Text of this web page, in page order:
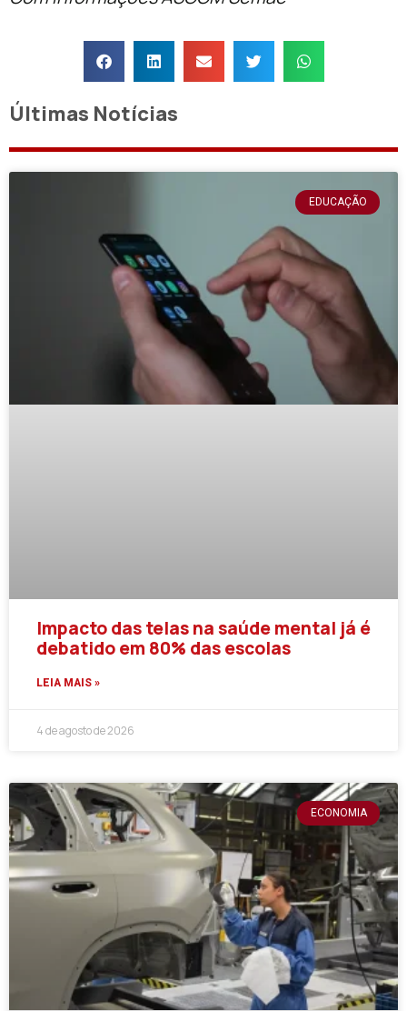
Últimas Notícias
EDUCAÇÃO
Impacto das telas na saúde mental já é
debatido em 80% das escolas
LEIA MAIS »
4 de agosto de 2026
ECONOMIA